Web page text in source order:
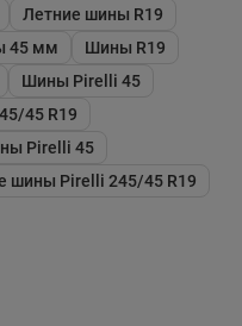
из резиновой
Применение этого
и передовые
однородность
цепкость шины
обладает высокой
Летние шины R19
45 мм
Шины R19
Шины Pirelli 45
45 R19
Pirelli 45
шины Pirelli 245/45 R19